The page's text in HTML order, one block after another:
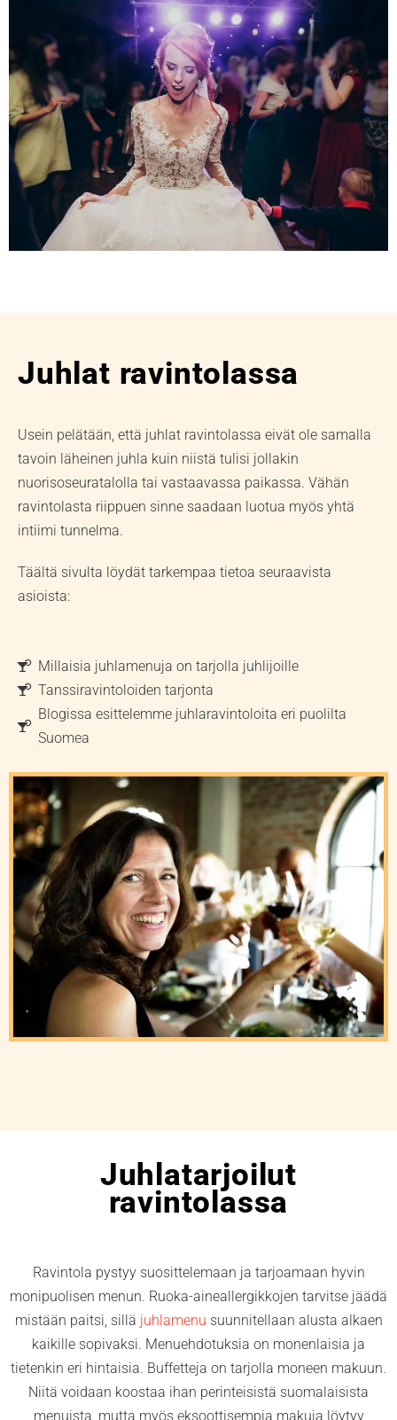
Juhlat ravintolassa
Usein pelätään, että juhlat ravintolassa eivät ole samalla
tavoin läheinen juhla kuin niistä tulisi jollakin
nuorisoseuratalolla tai vastaavassa paikassa. Vähän
ravintolasta riippuen sinne saadaan luotua myös yhtä
intiimi tunnelma.
Täältä sivulta löydät tarkempaa tietoa seuraavista
asioista:
Millaisia juhlamenuja on tarjolla juhlijoille
Tanssiravintoloiden tarjonta
Blogissa esittelemme juhlaravintoloita eri puolilta
Suomea
Juhlatarjoilut
ravintolassa
Ravintola pystyy suosittelemaan ja tarjoamaan hyvin
monipuolisen menun. Ruoka-aineallergikkojen tarvitse jäädä
mistään paitsi, sillä juhlamenu suunnitellaan alusta alkaen
kaikille sopivaksi. Menuehdotuksia on monenlaisia ja
tietenkin eri hintaisia. Buffetteja on tarjolla moneen makuun.
Niitä voidaan koostaa ihan perinteisistä suomalaisista
menuista, mutta myös eksoottisempia makuja löytyy